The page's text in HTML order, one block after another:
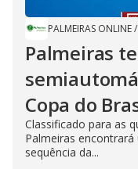
PALMEIRAS ONLINE/
Palmeiras
Copa do
Classificado para as
Palmeiras
sequência da...